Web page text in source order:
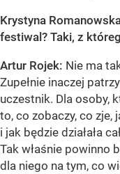
Krystyna
festiwal? Taki, z
Artur Rojek: Nie ma
Zupełnie inaczej
uczestnik. Dla osoby,
to, co zobaczy, co zje,
i jak będzie działała
Tak właśnie powinno
dla niego na tym, co